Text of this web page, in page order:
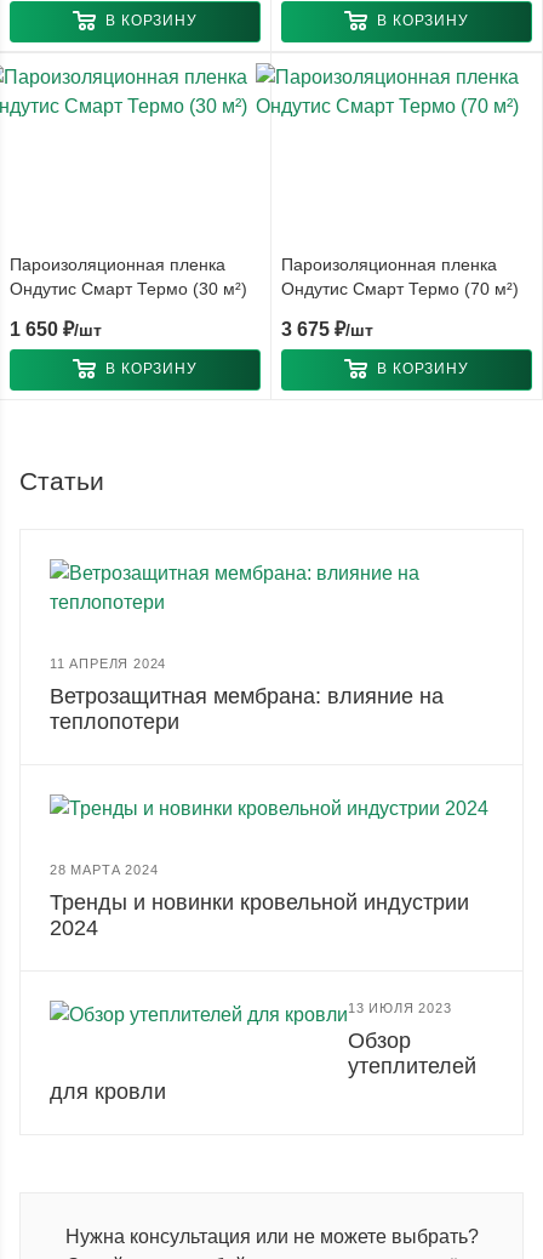
В КОРЗИНУ В КОРЗИНУ
Пароизоляционная пленка
Ондутис Смарт Термо (30 м²)
1 650 ₽/шт
В КОРЗИНУ
Пароизоляционная пленка
Ондутис Смарт Термо (70 м²)
3 675 ₽/шт
В КОРЗИНУ
Статьи
11 АПРЕЛЯ 2024
Ветрозащитная мембрана: влияние на
теплопотери
28 МАРТА 2024
Тренды и новинки кровельной индустрии
2024
13 ИЮЛЯ 2023
Обзор
утеплителей
для кровли
Нужна консультация или не можете выбрать?